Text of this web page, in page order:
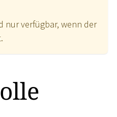
nur verfügbar, wenn der